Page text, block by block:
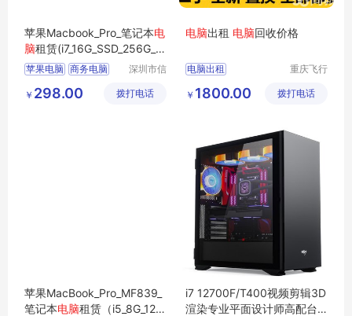
苹果Macbook_Pro_笔记本电
脑租赁(i7_16G_SSD_256G_1
5.4寸_2K屏）
苹果电脑 商务电脑
企业电脑
深圳市信
技术有限
￥ 298.00 拨打电话
电脑出租 电脑回收价格
电脑出租
二手电脑 苹果电脑
重庆飞行
限公司
￥ 1800.00 拨打电话
苹果MacBook_Pro_MF839_
笔记本电脑租赁（i5_8G_128
i7 12700F/T400视频剪辑3D
渲染专业平面设计师高配台